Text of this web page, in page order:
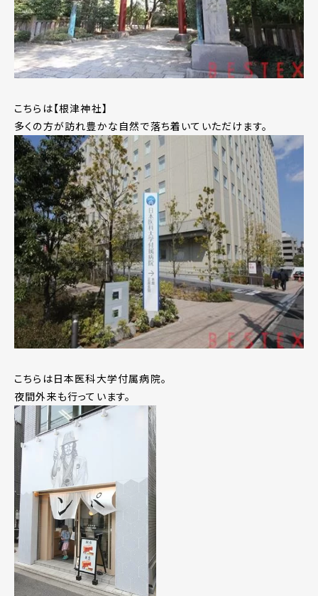
こちらは【根津神社】
多くの方が訪れ豊かな自然で落ち着いていただけます。
こちらは日本医科大学付属病院。
夜間外来も行っています。